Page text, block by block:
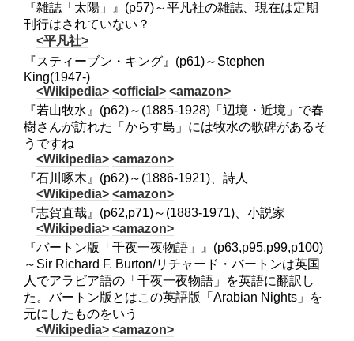
『雑誌「太陽」』(p57)～平凡社の雑誌、現在は定期
刊行はされていない？
<平凡社>
『スティーブン・キング』(p61)～Stephen
King(1947-)
<Wikipedia> <official> <amazon>
『若山牧水』(p62)～(1885-1928)「辺境・近境」で春
樹さんが訪れた「からす島」には牧水の歌碑があるそ
うですね
<Wikipedia> <amazon>
『石川啄木』(p62)～(1886-1921)、詩人
<Wikipedia> <amazon>
『志賀直哉』(p62,p71)～(1883-1971)、小説家
<Wikipedia> <amazon>
『バートン版「千夜一夜物語」』(p63,p95,p99,p100)
～Sir Richard F. Burton/リチャード・バートンは英国
人でアラビア語の「千夜一夜物語」を英語に翻訳し
た。バートン版とはこの英語版「Arabian Nights」を
元にしたものをいう
<Wikipedia> <amazon>